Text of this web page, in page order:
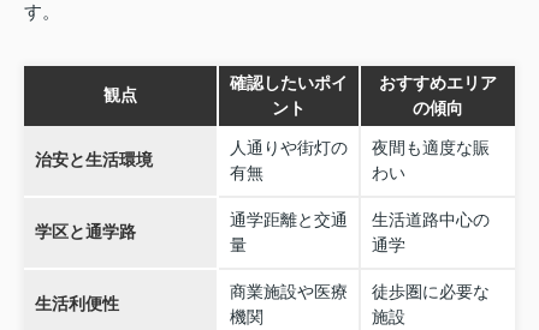
す。
観点
確認したいポイ
ント
おすすめエリア
の傾向
治安と生活環境
人通りや街灯の
有無
夜間も適度な賑
わい
学区と通学路
通学距離と交通
量
生活道路中心の
通学
生活利便性
商業施設や医療
機関
徒歩圏に必要な
施設